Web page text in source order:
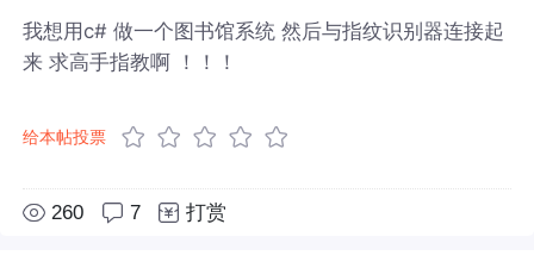
我想用c# 做一个图书馆系统 然后与指纹识别器连接起
来 求高手指教啊 ！！！
给本帖投票
260 7 打赏